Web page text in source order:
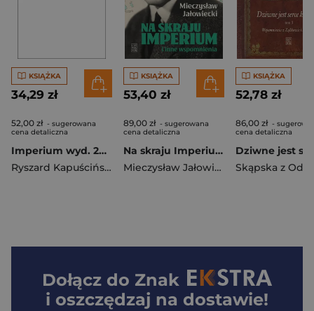
KSIĄŻKA
34,29 zł
52,00 zł - sugerowana
cena detaliczna
Imperium wyd. 2024
Ryszard Kapuściński
KSIĄŻKA
53,40 zł
89,00 zł - sugerowana
cena detaliczna
Na skraju Imperium i inne wspomnienia wyd. 10
Mieczysław Jałowiecki
KSIĄŻKA
52,78 zł
86,00 zł -
cena detaliczna
Dołącz do Znak
i oszczędzaj na dostawie!